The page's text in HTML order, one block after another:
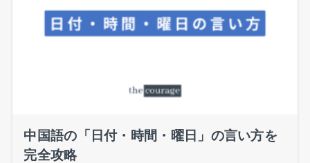
中国語の「日付・時間・曜日」の言い方を
完全攻略